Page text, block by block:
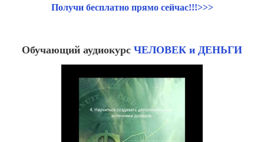
Получи бесплатно прямо сейчас!!!>>>
Обучающий аудиокурс ЧЕЛОВЕК и ДЕНЬГИ